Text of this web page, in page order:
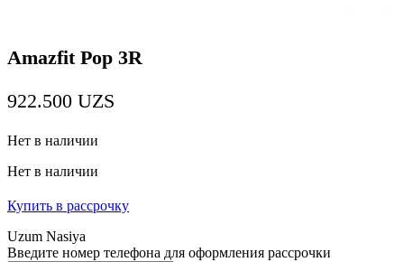
Amazfit Pop 3R
922.500 UZS
Нет в наличии
Нет в наличии
Купить в рассрочку
Uzum Nasiya
Введите номер телефона для оформления рассрочки